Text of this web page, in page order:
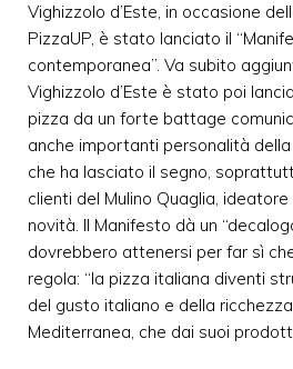
Vighizzolo d’Este, in occasione
PizzaUP, è stato lanciato il
contemporanea”. Va subito
Vighizzolo d’Este è stato poi
pizza da un forte battage
anche importanti personalità
che ha lasciato il segno,
clienti del Mulino Quaglia,
novità. Il Manifesto dà un
dovrebbero attenersi per far sì
regola: “la pizza italiana diventi
del gusto italiano e della
Mediterranea, che dai suoi